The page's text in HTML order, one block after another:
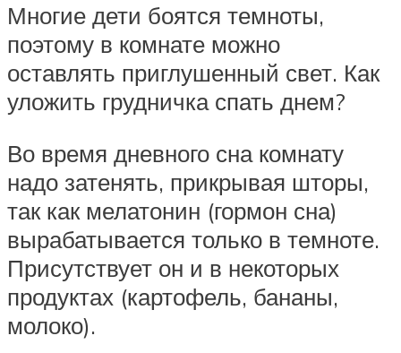
Многие дети боятся темноты,
поэтому в комнате можно
оставлять приглушенный свет. Как
уложить грудничка спать днем?
Во время дневного сна комнату
надо затенять, прикрывая шторы,
так как мелатонин (гормон сна)
вырабатывается только в темноте.
Присутствует он и в некоторых
продуктах (картофель, бананы,
молоко).